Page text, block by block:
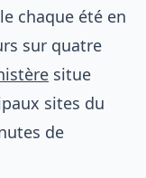
chaque été en
sur quatre
situe
sites du
de